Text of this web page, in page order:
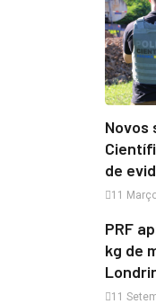
Novos
de
11
PRF
kg de
11